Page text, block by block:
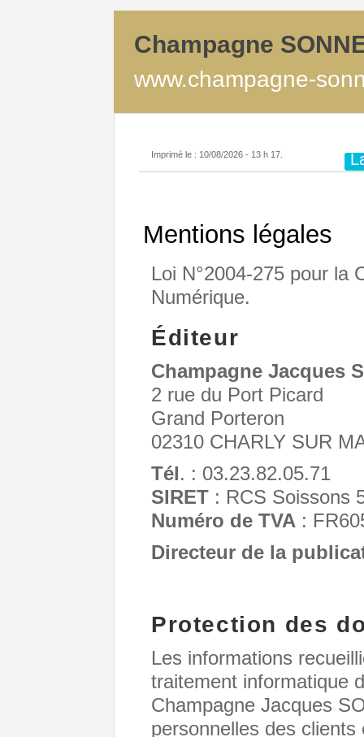
Champagne
www.champagne-
Imprimé le : 10/08/2026 - 13 h 17.
Mentions légales
Loi N°2004-275 pour la
Numérique.
Éditeur
Champagne Jacques
2 rue du Port Picard
Grand Porteron
02310 CHARLY SUR
Tél. : 03.23.82.05.71
SIRET : RCS Soissons
Numéro de TVA :
Directeur de la
Protection des
Les informations
traitement informatique
Champagne Jacques
personnelles des